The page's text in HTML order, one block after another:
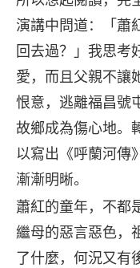
演講中問道：「蕭
回去過？」我思考
愛，而且父親不讓
恨意，逃離福昌號
故鄉成為傷心地。
以寫出《呼蘭河傳
漸漸明晰。
蕭紅的童年，不都
繼母的惡言惡色，
了什麼，何況又有